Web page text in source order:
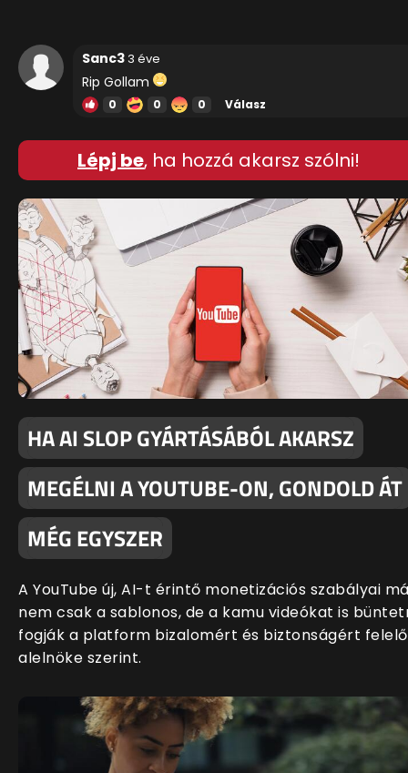
Sanc3 3 éve
Rip Gollam
0 0 0 Válasz
Lépj be, ha hozzá akarsz szólni!
HA AI SLOP GYÁRTÁSÁBÓL AKARSZ
MEGÉLNI A YOUTUBE-ON, GONDOLD ÁT
MÉG EGYSZER
A YouTube új, AI-t érintő monetizációs szabályai
nem csak a sablonos, de a kamu videókat is
fogják a platform bizalomért és biztonságért
alelnöke szerint.